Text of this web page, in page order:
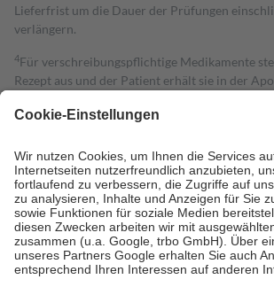
Lieferfrist um die Dauer der Prüfungen
verlängern.
4Für verschreibungspflichtige Medikamente
Rezept aus und der Patient erhält sie in der
Kosten dafür, der Versicherte trägt einen Teil
Grundsätzlich leisten Mitglieder Zuzahlungen in
Prozent des Abgabepreises,mindestensjedoch
höchstens zehn Euro.Es sind jedoch nie mehr
Kosten der Leistung zu entrichten.
Diese Regeln gelten grundsätzlich auch für
Bei Heilmitteln und häuslicher Krankenpflege
Zuzahlung zehn Prozent der Kosten sowie